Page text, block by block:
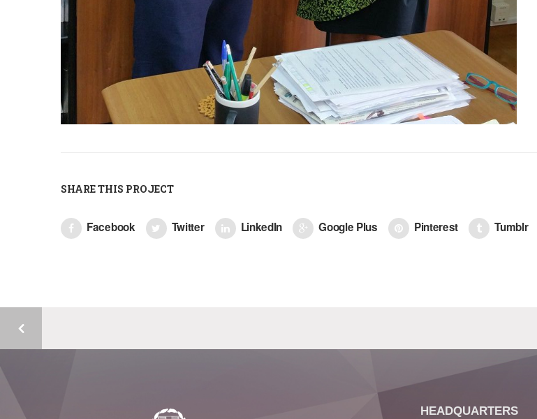
SHARE THIS PROJECT
Facebook Twitter LinkedIn Google Plus Pinterest Tumblr
HEADQUARTERS